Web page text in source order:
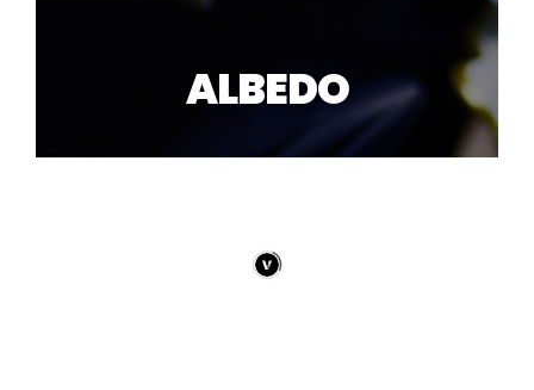
ALBEDO